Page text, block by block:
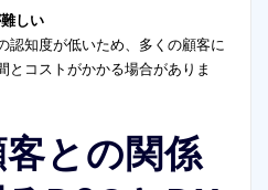
しい
認知度が低いため、多くの顧客に
とコストがかかる場合がありま
との関係